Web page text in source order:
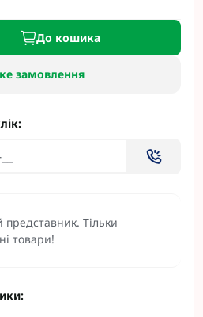
представник. Тільки
товари!
До кошика
замовлення